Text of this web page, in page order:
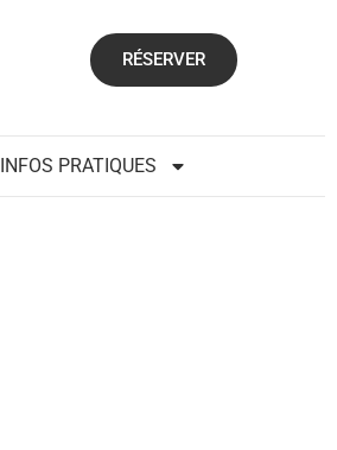
RÉSERVER
INFOS PRATIQUES